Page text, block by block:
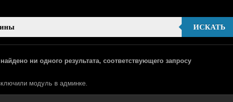
ИСКАТЬ
ни одного результата, соответствующего запросу
модуль в админке.